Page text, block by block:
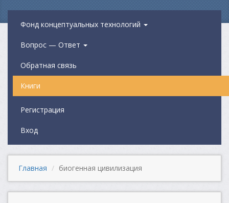
Фонд концептуальных технологий
Вопрос — Ответ
Обратная связь
Книги
Регистрация
Вход
Главная биогенная цивилизация